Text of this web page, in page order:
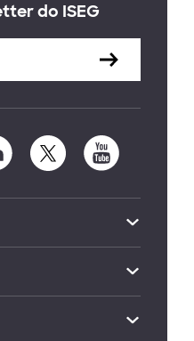
do ISEG